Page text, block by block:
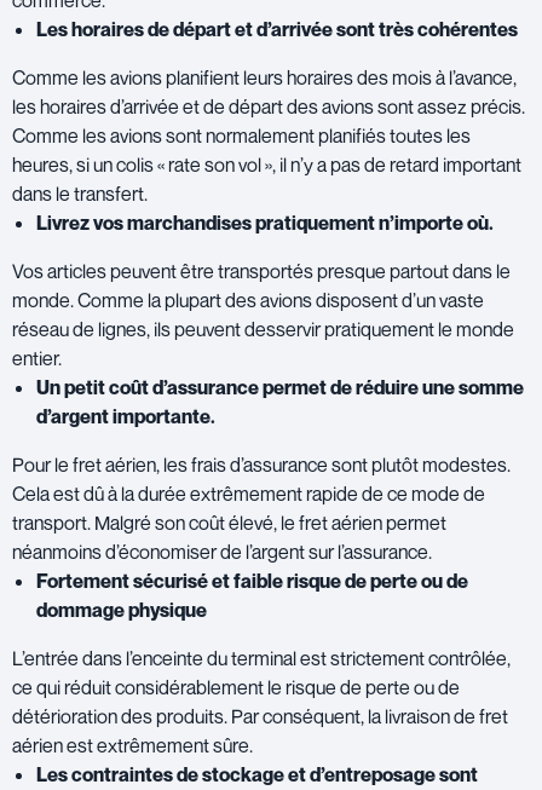
Les horaires de départ et d’arrivée sont très cohérentes
Comme les avions planifient leurs horaires des mois à l’avance,
les horaires d’arrivée et de départ des avions sont assez précis.
Comme les avions sont normalement planifiés toutes les
heures, si un colis « rate son vol », il n’y a pas de retard important
dans le transfert.
Livrez vos marchandises pratiquement n’importe où.
Vos articles peuvent être transportés presque partout dans le
monde. Comme la plupart des avions disposent d’un vaste
réseau de lignes, ils peuvent desservir pratiquement le monde
entier.
Un petit coût d’assurance permet de réduire une somme
d’argent importante.
Pour le fret aérien, les frais d’assurance sont plutôt modestes.
Cela est dû à la durée extrêmement rapide de ce mode de
transport. Malgré son coût élevé, le fret aérien permet
néanmoins d’économiser de l’argent sur l’assurance.
Fortement sécurisé et faible risque de perte ou de
dommage physique
L’entrée dans l’enceinte du terminal est strictement contrôlée,
ce qui réduit considérablement le risque de perte ou de
détérioration des produits. Par conséquent, la livraison de fret
aérien est extrêmement sûre.
Les contraintes de stockage et d’entreposage sont